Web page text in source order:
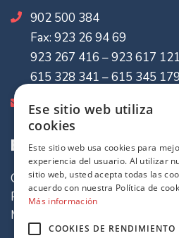
902 500 384
Fax: 923 26 94 69
923 267 416 – 923 617 121
615 328 341 – 615 345 179
info@mvaseguradores.com
Enlaces de Interes
Quiénes somos
Política de cookies
Mapa del sitio
Ese sitio web utiliza
cookies
Este sitio web usa cookies para
experiencia del usuario. Al utilizar
sitio web, usted acepta todas las
acuerdo con nuestra Política de
Más información
COOKIES DE RENDIMIENTO